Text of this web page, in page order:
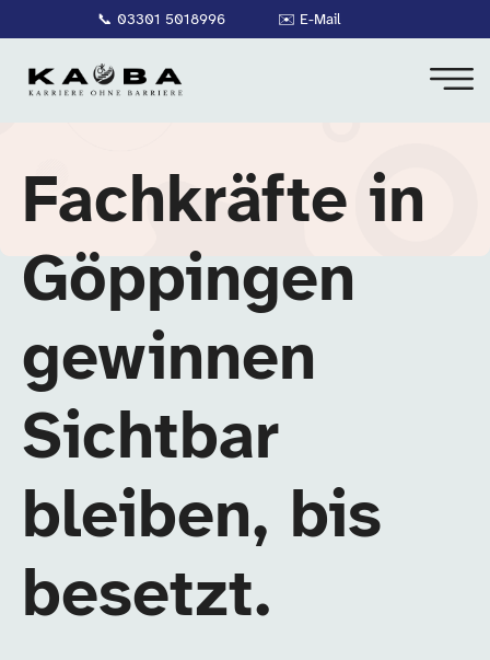
📞 03301 5018996 ✉️ E-Mail
Fachkräfte in
Göppingen
gewinnen
Sichtbar
bleiben, bis
besetzt.